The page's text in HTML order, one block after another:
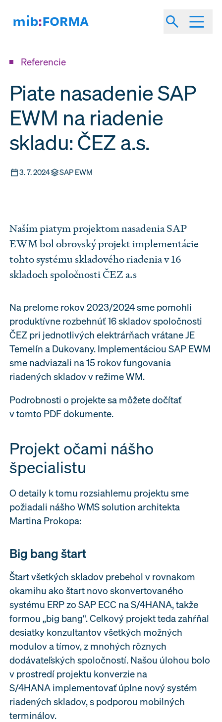
Referencie
Piate nasadenie SAP
EWM na riadenie
skladu: ČEZ a.s.
3. 7. 2024 SAP EWM
Naším piatym projektom nasadenia SAP
EWM bol obrovský projekt implementácie
tohto systému skladového riadenia v 16
skladoch spoločnosti ČEZ a.s
Na prelome rokov 2023/2024 sme pomohli
produktívne rozbehnúť 16 skladov spoločnosti
ČEZ pri jednotlivých elektrárňach vrátane JE
Temelín a Dukovany. Implementáciou SAP EWM
sme nadviazali na 15 rokov fungovania
riadených skladov v režime WM.
Podrobnosti o projekte sa môžete dočítať
vtomto PDF dokumente.
Projekt očami nášho
špecialistu
O detaily k tomu rozsiahlemu projektu sme
požiadali nášho WMS solution architekta
Martina Prokopa:
Big bang štart
Štart všetkých skladov prebehol v rovnakom
okamihu ako štart novo skonvertovaného
systému ERP zo SAP ECC na S/4HANA, takže
formou „big bang“. Celkový projekt teda zahŕňal
desiatky konzultantov všetkých možných
modulov a tímov, z mnohých rôznych
dodávateľských spoločností. Našou úlohou bolo
v prostredí projektu konverzie na
S/4HANA implementovať úplne nový systém
riadených skladov, s podporou mobilných
terminálov.